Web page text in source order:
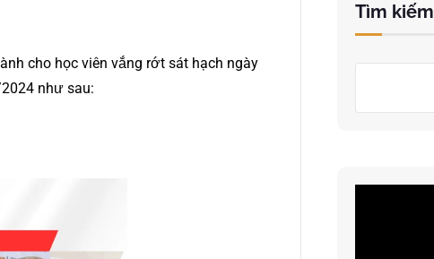
cho học viên vắng rớt sát hạch ngày
như sau:
Tìm kiếm